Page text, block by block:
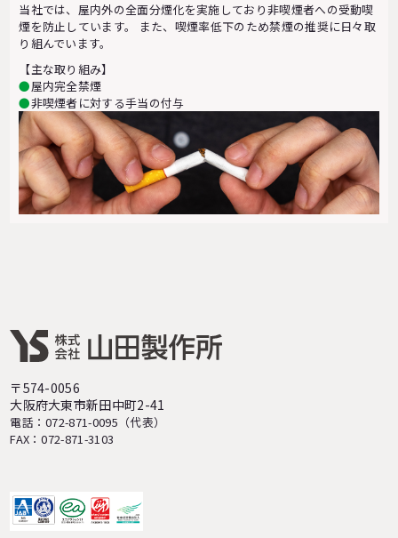
当社では、屋内外の全面分煙化を実施しており非喫煙者への受動喫
煙を防止しています。 また、喫煙率低下のため禁煙の推奨に日々取
り組んでいます。
【主な取り組み】
●屋内完全禁煙
●非喫煙者に対する手当の付与
〒574-0056
大阪府大東市新田中町2-41
電話：072-871-0095（代表）
FAX：072-871-3103